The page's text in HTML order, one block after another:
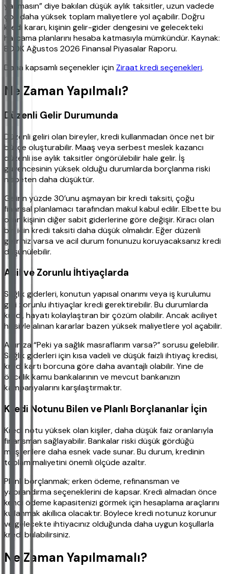
yanmasın” diye bakılan düşük aylık taksitler, uzun vadede
çok daha yüksek toplam maliyetlere yol açabilir. Doğru
kredi kararı, kişinin gelir-gider dengesini ve gelecekteki
harcama planlarını hesaba katmasıyla mümkündür. Kaynak:
BDDK Ağustos 2026 Finansal Piyasalar Raporu.
Daha kapsamlı seçenekler için Ziraat kredi seçenekleri.
Ne Zaman Yapılmalı?
Düzenli Gelir Durumunda
Düzenli geliri olan bireyler, kredi kullanmadan önce net bir
bütçe oluşturabilir. Maaş veya serbest meslek kazancı
düzenli ise aylık taksitler öngörülebilir hale gelir. İş
güvencesinin yüksek olduğu durumlarda borçlanma riski
nispeten daha düşüktür.
Gelirin yüzde 30’unu aşmayan bir kredi taksiti, çoğu
finansal planlamacı tarafından makul kabul edilir. Elbette bu
oran kişinin diğer sabit giderlerine göre değişir. Kiracı olan
biri için kredi taksiti daha düşük olmalıdır. Eğer düzenli
geliriniz varsa ve acil durum fonunuzu koruyacaksanız kredi
düşünülebilir.
Acil ve Zorunlu İhtiyaçlarda
Sağlık giderleri, konutun yapısal onarımı veya iş kurulumu
gibi zorunlu ihtiyaçlar kredi gerektirebilir. Bu durumlarda
kredi, hayatı kolaylaştıran bir çözüm olabilir. Ancak aciliyet
hissiyle alınan kararlar bazen yüksek maliyetlere yol açabilir.
Aklınıza “Peki ya sağlık masraflarım varsa?” sorusu gelebilir.
Sağlık giderleri için kısa vadeli ve düşük faizli ihtiyaç kredisi,
kredi kartı borcuna göre daha avantajlı olabilir. Yine de
öncelik kamu bankalarının ve mevcut bankanızın
kampanyalarını karşılaştırmaktır.
Kredi Notunu Bilen ve Planlı Borçlananlar İçin
Kredi notu yüksek olan kişiler, daha düşük faiz oranlarıyla
finansman sağlayabilir. Bankalar riski düşük gördüğü
müşterilere daha esnek vade sunar. Bu durum, kredinin
toplam maliyetini önemli ölçüde azaltır.
Planlı borçlanmak; erken ödeme, refinansman ve
yapılandırma seçeneklerini de kapsar. Kredi almadan önce
kendi ödeme kapasitenizi görmek için hesaplama araçlarını
kullanmak akıllıca olacaktır. Böylece kredi notunuz korunur
ve gelecekte ihtiyacınız olduğunda daha uygun koşullarla
kredi bulabilirsiniz.
Ne Zaman Yapılmamalı?